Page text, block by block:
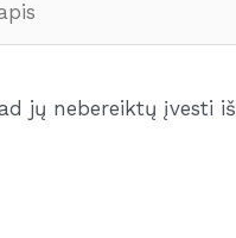
jų nebereiktų įvesti iš